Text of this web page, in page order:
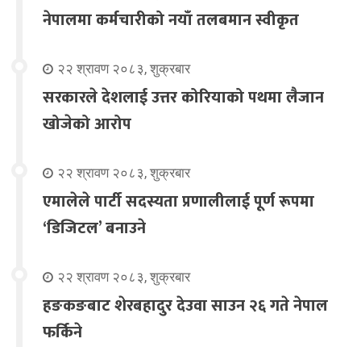
नेपालमा कर्मचारीको नयाँ तलबमान स्वीकृत
२२ श्रावण २०८३, शुक्रबार
सरकारले देशलाई उत्तर कोरियाको पथमा लैजान
खोजेको आरोप
२२ श्रावण २०८३, शुक्रबार
एमालेले पार्टी सदस्यता प्रणालीलाई पूर्ण रूपमा
‘डिजिटल’ बनाउने
२२ श्रावण २०८३, शुक्रबार
हङकङबाट शेरबहादुर देउवा साउन २६ गते नेपाल
फर्किने